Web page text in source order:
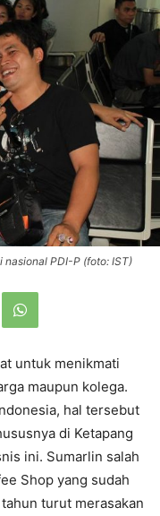
nasional PDI-P (foto: IST)
untuk menikmati
maupun kolega.
hal tersebut
di Ketapang
ini. Sumarlin salah
Shop yang sudah
turut merasakan